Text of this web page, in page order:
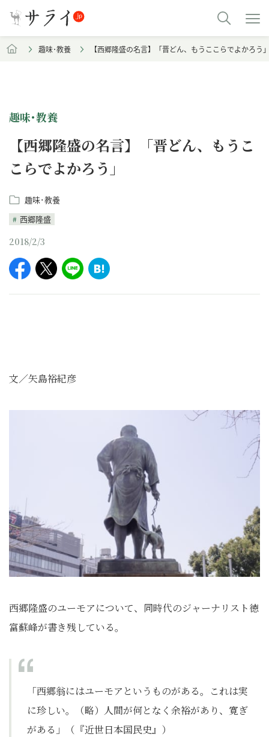
趣味･教養 【西郷隆盛の名言】「晋どん、もうここらでよかろう
趣味･教養
【西郷隆盛の名言】「晋どん、もうこ
こらでよかろう」
趣味･教養
西郷隆盛
2018/2/3
文／矢島裕紀彦
西郷隆盛のユーモアについて、同時代のジャーナリスト徳
富蘇峰が書き残している。
「西郷翁にはユーモアというものがある。これは実
に珍しい。（略）人間が何となく余裕があり、寛ぎ
がある」（『近世日本国民史』）